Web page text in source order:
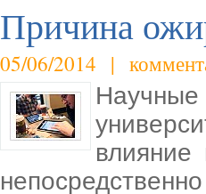
Причина
05/06/2014 |
влияние